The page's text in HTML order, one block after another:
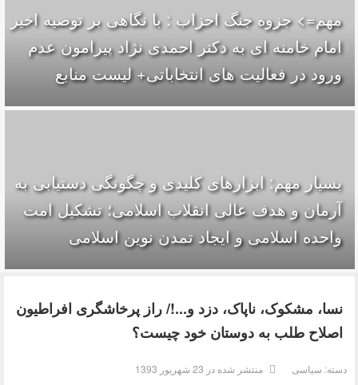
مهم=> جزوه جنگ احزاب : با نگاهی بر توصیه اخیر
امام خامنه ای به دکتر احمدی نژاد پیرامون عدم
ورود در فعالیت های انتخاباتی+ لیست منابع
بسیار مهم: ابزارهای کلیدی و چگونگی دستیابی به
آرمان و هدف عالی انقلاب اسلامی؛ تشکیل امت
واحده‌ اسلامی و ایجاد تمدن نوین اسلامی
نسا، مشکوک، ناپاک، دزد و...!/ راز پرخاشگری افراطیون
اصلاح طلب به دوستان خود چیست؟
دسته: سیاسی منتشر شده در 23 شهریور 1393